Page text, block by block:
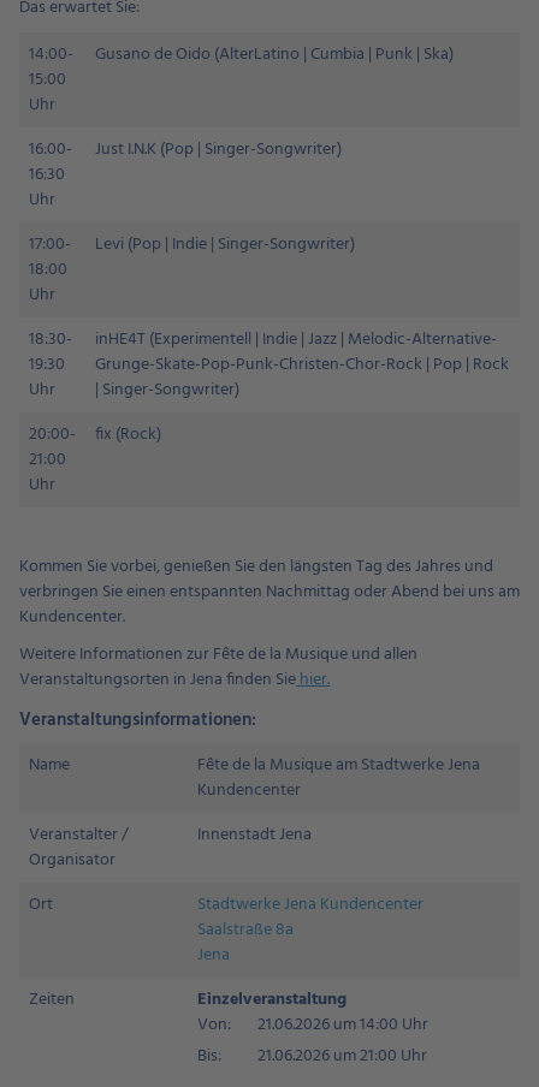
Das erwartet Sie:
14:00-
15:00
Uhr
Gusano de Oido (AlterLatino | Cumbia | Punk | Ska)
16:00-
16:30
Uhr
Just I.N.K (Pop | Singer-Songwriter)
17:00-
18:00
Uhr
Levi (Pop | Indie | Singer-Songwriter)
18:30-
19:30
Uhr
inHE4T (Experimentell | Indie | Jazz | Melodic-Alternative-
Grunge-Skate-Pop-Punk-Christen-Chor-Rock | Pop | Rock
| Singer-Songwriter)
20:00-
21:00
Uhr
fix (Rock)
Kommen Sie vorbei, genießen Sie den längsten Tag des Jahres und
verbringen Sie einen entspannten Nachmittag oder Abend bei uns am
Kundencenter.
Weitere Informationen zur Fête de la Musique und allen
Veranstaltungsorten in Jena finden Siehier.
Veranstaltungsinformationen:
Name
Fête de la Musique am Stadtwerke Jena
Kundencenter
Veranstalter /
Organisator
Innenstadt Jena
Ort
Stadtwerke Jena Kundencenter
Saalstraße 8a
Jena
Zeiten
Einzelveranstaltung
Von:
21.06.2026 um 14:00 Uhr
Bis:
21.06.2026 um 21:00 Uhr